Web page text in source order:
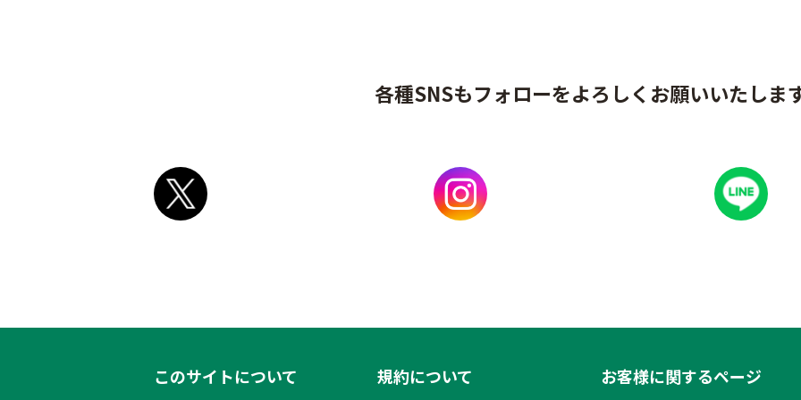
各種SNSもフォローをよろしくお願いいたしま
このサイトについて 規約について お客様に関するページ